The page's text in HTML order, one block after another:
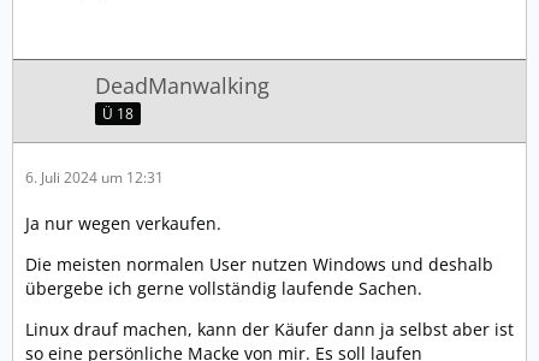
DeadManwalking
Ü 18
6. Juli 2024 um 12:31
Ja nur wegen verkaufen.
Die meisten normalen User nutzen Windows und deshalb
übergebe ich gerne vollständig laufende Sachen.
Linux drauf machen, kann der Käufer dann ja selbst aber ist
so eine persönliche Macke von mir. Es soll laufen